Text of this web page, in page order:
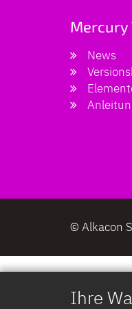
Ihre
Mercury
News
© Alkacon